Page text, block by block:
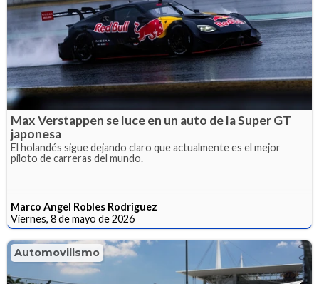
Max Verstappen se luce en un auto de la Super GT
japonesa
El holandés sigue dejando claro que actualmente es el mejor
piloto de carreras del mundo.
Marco Angel Robles Rodriguez
Viernes, 8 de mayo de 2026
Automovilismo